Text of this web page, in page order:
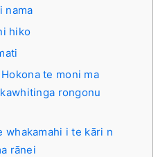
nama
hiko
te moni ma
rongonu
whakamahi i te kāri n
rānei